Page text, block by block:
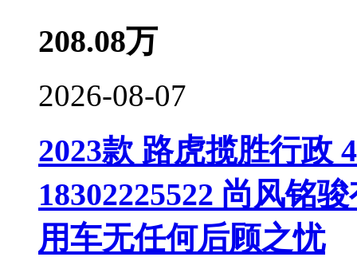
208.08万
2026-08-07
2023款 路虎揽胜行政
18302225522 尚风铭
用车无任何后顾之忧